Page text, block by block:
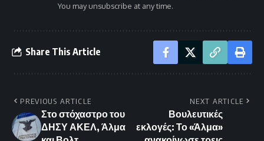
You may unsubscribe at any time.
Share This Article
PREVIOUS ARTICLE
Στο στόχαστρο του
ΔΗΣΥ ΑΚΕΛ, Άλμα
NEXT ARTICLE
Βουλευτικές
εκλογές: Το «Άλμα»